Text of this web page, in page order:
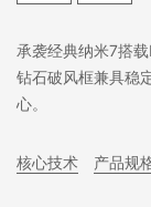
承袭经典纳米7搭载
钻石破风框兼具稳
心。
核心技术 产品规